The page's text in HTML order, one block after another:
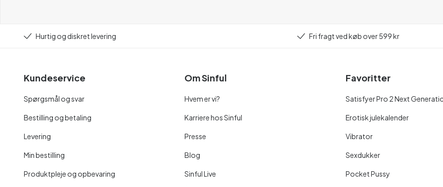
Hurtig og diskret levering Fri fragt ved køb over 599 kr
Kundeservice
Spørgsmål og svar
Bestilling og betaling
Levering
Min bestilling
Produktpleje og opbevaring
Om Sinful
Hvem er vi?
Karriere hos Sinful
Presse
Blog
Sinful Live
Favoritter
Satisfyer Pro 2 Next
Erotisk julekalender
Vibrator
Sexdukker
Pocket Pussy